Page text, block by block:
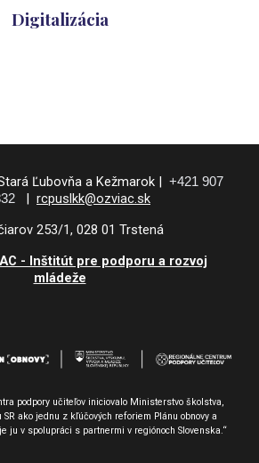
Digitalizácia
Ľubovňa a Kežmarok | +421 907
| rcpuslkk@ozviac.sk
253/1, 028 01 Trstená
- Inštitút pre podporu a rozvoj
mládeže
podpory učiteľov iniciovalo Ministerstvo školstva,
SR ako jednu z kľúčových reforiem Plánu obnovy a
ju v spolupráci s partnermi v regiónoch Slovenska.“